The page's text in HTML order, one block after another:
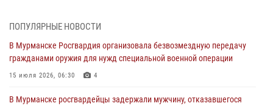
03 августа 2026, 12:23 4
Сотрудники вневедомственной охраны Росгвардии пресекли
хулиганские действия дебошира на автозаправочной станции
города Кандалакши
ПОПУЛЯРНЫЕ НОВОСТИ
В Мурманске Росгвардия организовала безвозмездную передачу
гражданами оружия для нужд специальной военной операции
15 июля 2026, 06:30 4
В Мурманске росгвардейцы задержали мужчину, отказавшегося